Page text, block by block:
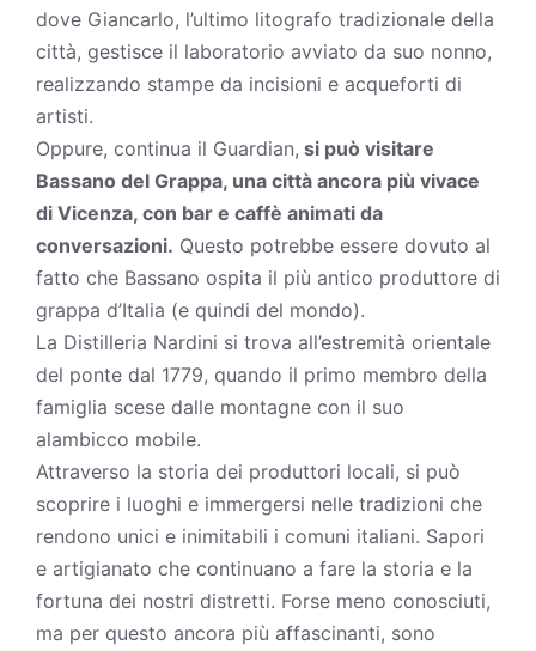
dove Giancarlo, l’ultimo litografo tradizionale della
città, gestisce il laboratorio avviato da suo nonno,
realizzando stampe da incisioni e acqueforti di
artisti.
Oppure, continua il Guardian, si può visitare
Bassano del Grappa, una città ancora più vivace
di Vicenza, con bar e caffè animati da
conversazioni. Questo potrebbe essere dovuto al
fatto che Bassano ospita il più antico produttore di
grappa d’Italia (e quindi del mondo).
La Distilleria Nardini si trova all’estremità orientale
del ponte dal 1779, quando il primo membro della
famiglia scese dalle montagne con il suo
alambicco mobile.
Attraverso la storia dei produttori locali, si può
scoprire i luoghi e immergersi nelle tradizioni che
rendono unici e inimitabili i comuni italiani. Sapori
e artigianato che continuano a fare la storia e la
fortuna dei nostri distretti. Forse meno conosciuti,
ma per questo ancora più affascinanti, sono